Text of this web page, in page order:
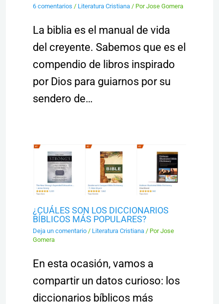
6 comentarios / Literatura Cristiana/ PorJose Gomera
La biblia es el manual de vida
del creyente. Sabemos que es el
compendio de libros inspirado
por Dios para guiarnos por su
sendero de…
¿CUÁLES SON LOS DICCIONARIOS
BÍBLICOS MÁS POPULARES?
Deja un comentario / Literatura Cristiana/ PorJose
Gomera
En esta ocasión, vamos a
compartir un datos curioso: los
diccionarios bíblicos más